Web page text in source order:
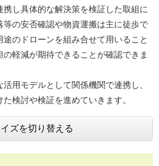
し具体的な解決策を検証した取組に
の安否確認や物資運搬は主に徒歩で
のドローンを組み合せて用いること
軽減が期待できることが確認できま
用モデルとして関係機関で連携し、
検討や検証を進めていきます。
ズを切り替える